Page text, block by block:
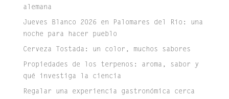
alemana
Jueves Blanco 2026 en Palomares del Río: una
noche para hacer pueblo
Cerveza Tostada: un color, muchos sabores
Propiedades de los terpenos: aroma, sabor y
qué investiga la ciencia
Regalar una experiencia gastronómica cerca